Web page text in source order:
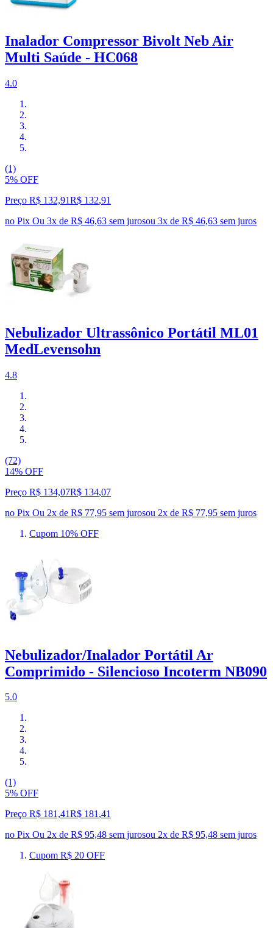
Inalador Compressor Bivolt Neb Air
Multi Saúde - HC068
4.0
(1)
5% OFF
Preço R$ 132,91R$ 132,91
no Pix Ou 3x de R$ 46,63 sem jurosou 3x de R$ 46,63 sem juros
Nebulizador Ultrassônico Portátil ML01
MedLevensohn
4.8
(72)
14% OFF
Preço R$ 134,07R$ 134,07
no Pix Ou 2x de R$ 77,95 sem jurosou 2x de R$ 77,95 sem juros
Cupom 10% OFF
Nebulizador/Inalador Portátil Ar
Comprimido - Silencioso Incoterm NB090
5.0
(1)
5% OFF
Preço R$ 181,41R$ 181,41
no Pix Ou 2x de R$ 95,48 sem jurosou 2x de R$ 95,48 sem juros
Cupom R$ 20 OFF